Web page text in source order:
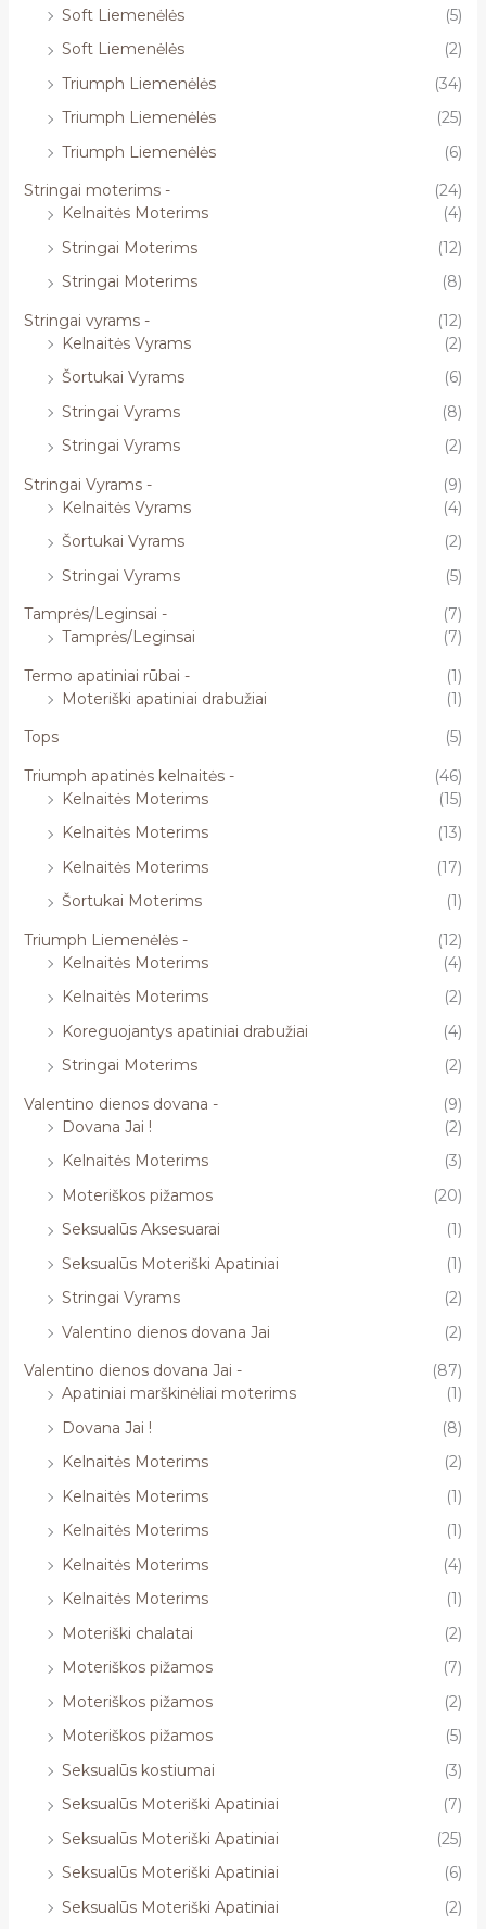
Soft Liemenėlės
(5)
Soft Liemenėlės
(2)
Triumph Liemenėlės
(34)
Triumph Liemenėlės
(25)
Triumph Liemenėlės
(6)
Stringai moterims -
(24)
Kelnaitės Moterims
(4)
Stringai Moterims
(12)
Stringai Moterims
(8)
Stringai vyrams -
(12)
Kelnaitės Vyrams
(2)
Šortukai Vyrams
(6)
Stringai Vyrams
(8)
Stringai Vyrams
(2)
Stringai Vyrams -
(9)
Kelnaitės Vyrams
(4)
Šortukai Vyrams
(2)
Stringai Vyrams
(5)
Tamprės/Leginsai -
(7)
Tamprės/Leginsai
(7)
Termo apatiniai rūbai -
(1)
Moteriški apatiniai drabužiai
(1)
Tops
(5)
Triumph apatinės kelnaitės -
(46)
Kelnaitės Moterims
(15)
Kelnaitės Moterims
(13)
Kelnaitės Moterims
(17)
Šortukai Moterims
(1)
Triumph Liemenėlės -
(12)
Kelnaitės Moterims
(4)
Kelnaitės Moterims
(2)
Koreguojantys apatiniai drabužiai
(4)
Stringai Moterims
(2)
Valentino dienos dovana -
(9)
Dovana Jai !
(2)
Kelnaitės Moterims
(3)
Moteriškos pižamos
(20)
Seksualūs Aksesuarai
(1)
Seksualūs Moteriški Apatiniai
(1)
Stringai Vyrams
(2)
Valentino dienos dovana Jai
(2)
Valentino dienos dovana Jai -
(87)
Apatiniai marškinėliai moterims
(1)
Dovana Jai !
(8)
Kelnaitės Moterims
(2)
Kelnaitės Moterims
(1)
Kelnaitės Moterims
(1)
Kelnaitės Moterims
(4)
Kelnaitės Moterims
(1)
Moteriški chalatai
(2)
Moteriškos pižamos
(7)
Moteriškos pižamos
(2)
Moteriškos pižamos
(5)
Seksualūs kostiumai
(3)
Seksualūs Moteriški Apatiniai
(7)
Seksualūs Moteriški Apatiniai
(25)
Seksualūs Moteriški Apatiniai
(6)
Seksualūs Moteriški Apatiniai
(2)